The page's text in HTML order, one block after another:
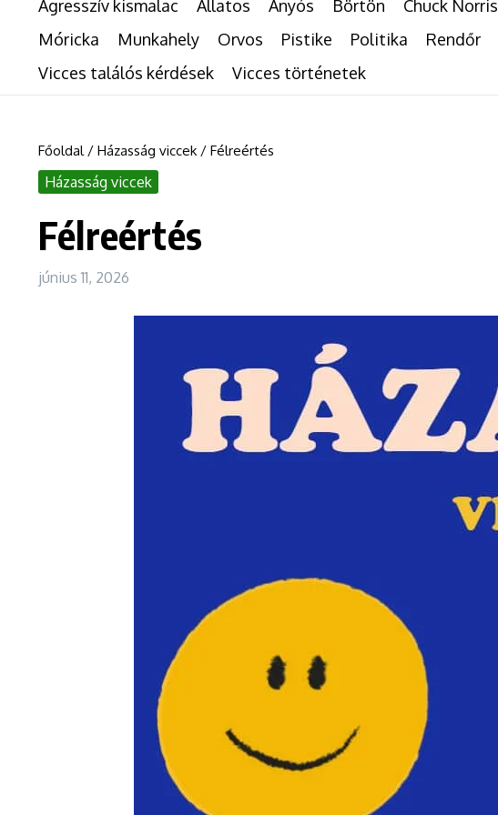
Agresszív kismalac Állatos Anyós Börtön Chuck Norris
Móricka
Munkahely Orvos Pistike Politika Rendőr
Vicces találós kérdések
Vicces történetek
Főoldal/ Házasság viccek/ Félreértés
Házasság viccek
Félreértés
június 11, 2026